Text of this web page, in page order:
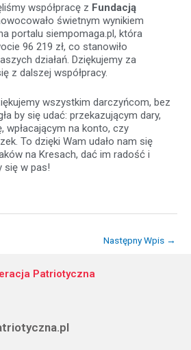
współpracę z Fundacją
świetnym wynikiem
portalu siempomaga.pl, która
96 219 zł, co stanowiło
działań. Dziękujemy za
z dalszej współpracy.
wszystkim darczyńcom, bez
by się udać: przekazującym dary,
wpłacającym na konto, czy
To dzięki Wam udało nam się
na Kresach, dać im radość i
się w pas!
Następny Wpis →
Patriotyczna